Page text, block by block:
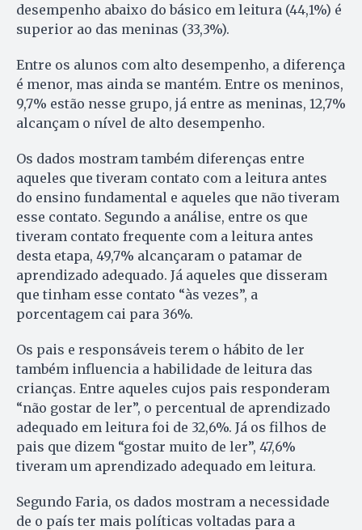
desempenho abaixo do básico em leitura (44,1%) é
superior ao das meninas (33,3%).
Entre os alunos com alto desempenho, a diferença
é menor, mas ainda se mantém. Entre os meninos,
9,7% estão nesse grupo, já entre as meninas, 12,7%
alcançam o nível de alto desempenho.
Os dados mostram também diferenças entre
aqueles que tiveram contato com a leitura antes
do ensino fundamental e aqueles que não tiveram
esse contato. Segundo a análise, entre os que
tiveram contato frequente com a leitura antes
desta etapa, 49,7% alcançaram o patamar de
aprendizado adequado. Já aqueles que disseram
que tinham esse contato “às vezes”, a
porcentagem cai para 36%.
Os pais e responsáveis terem o hábito de ler
também influencia a habilidade de leitura das
crianças. Entre aqueles cujos pais responderam
“não gostar de ler”, o percentual de aprendizado
adequado em leitura foi de 32,6%. Já os filhos de
pais que dizem “gostar muito de ler”, 47,6%
tiveram um aprendizado adequado em leitura.
Segundo Faria, os dados mostram a necessidade
de o país ter mais políticas voltadas para a